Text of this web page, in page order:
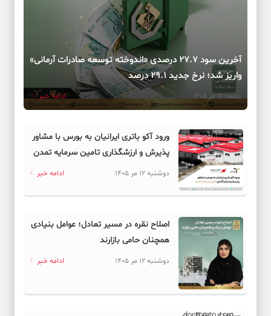
آخرین سود ۲۷.۷ درصدی «اندوخته توسعه صادرات آرمانی»
واریز شد؛ نرخ جدید ۲۹.۱ درصد
جمعه 16 مر 1405 ادامه خبر
ورود آکو باتری ایرانیان به بورس با مشاور
پذیرش و ارزشگذاری تامین سرمایه تمدن
دوشنبه 12 مر 1405 ادامه خبر
اصلاح نقره در مسیر تعادل؛ عوامل بنیادی
همچنان حامی بازارند
دوشنبه 12 مر 1405 ادامه خبر